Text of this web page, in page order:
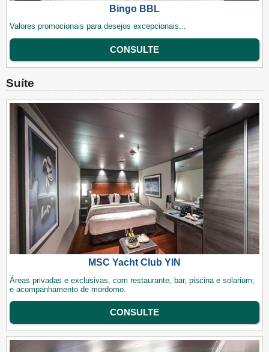
Bingo BBL
Valores promocionais para desejos excepcionais...
CONSULTE
Suíte
MSC Yacht Club YIN
Áreas privadas e exclusivas, com restaurante, bar, piscina e solarium;
e acompanhamento de mordomo.
CONSULTE